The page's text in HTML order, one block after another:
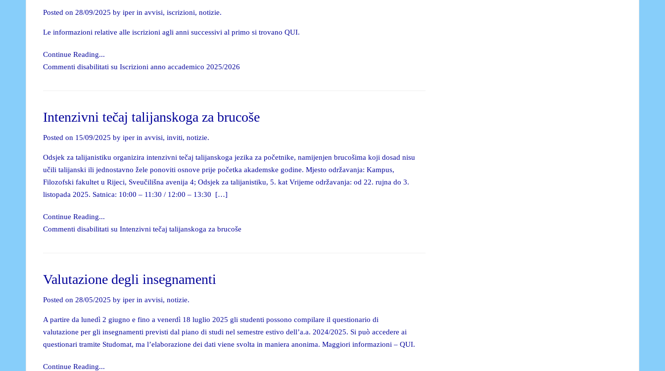
Posted on 28/09/2025 by iper in avvisi, iscrizioni, notizie.
Le informazioni relative alle iscrizioni agli anni successivi al primo si trovano QUI.
Continue Reading...
Commenti disabilitati su Iscrizioni anno accademico 2025/2026
Intenzivni tečaj talijanskoga za brucoše
Posted on 15/09/2025 by iper in avvisi, inviti, notizie.
Odsjek za talijanistiku organizira intenzivni tečaj talijanskoga jezika za početnike, namijenjen brucošima koji dosad nisu
učili talijanski ili jednostavno žele ponoviti osnove prije početka akademske godine. Mjesto održavanja: Kampus,
Filozofski fakultet u Rijeci, Sveučilišna avenija 4; Odsjek za talijanistiku, 5. kat Vrijeme održavanja: od 22. rujna do 3.
listopada 2025. Satnica: 10:00 – 11:30 / 12:00 – 13:30 […]
Continue Reading...
Commenti disabilitati su Intenzivni tečaj talijanskoga za brucoše
Valutazione degli insegnamenti
Posted on 28/05/2025 by iper in avvisi, notizie.
A partire da lunedì 2 giugno e fino a venerdì 18 luglio 2025 gli studenti possono compilare il questionario di
valutazione per gli insegnamenti previsti dal piano di studi nel semestre estivo dell’a.a. 2024/2025. Si può accedere ai
questionari tramite Studomat, ma l’elaborazione dei dati viene svolta in maniera anonima. Maggiori informazioni – QUI.
Continue Reading...